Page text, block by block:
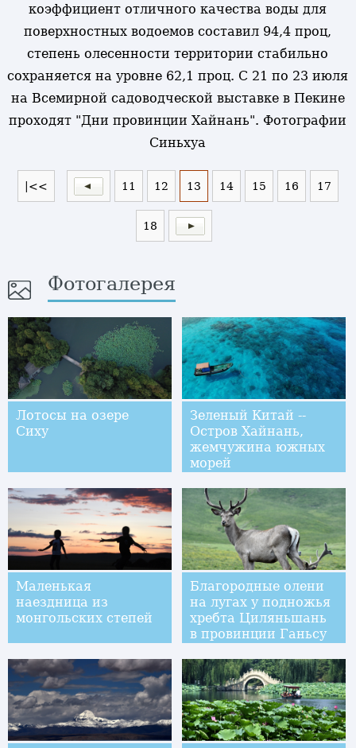
коэффициент отличного качества воды для
поверхностных водоемов составил 94,4 проц,
степень олесенности территории стабильно
сохраняется на уровне 62,1 проц. С 21 по 23 июля
на Всемирной садоводческой выставке в Пекине
проходят "Дни провинции Хайнань". Фотографии
Синьхуа
|<< 11 12 13 14 15 16 17
18
Фотогалерея
Лотосы на озере
Сиху
Зеленый Китай --
Остров Хайнань,
жемчужина южных
морей
Маленькая
наездница из
монгольских степей
Благородные олени
на лугах у подножья
хребта Циляньшань
в провинции Ганьсу